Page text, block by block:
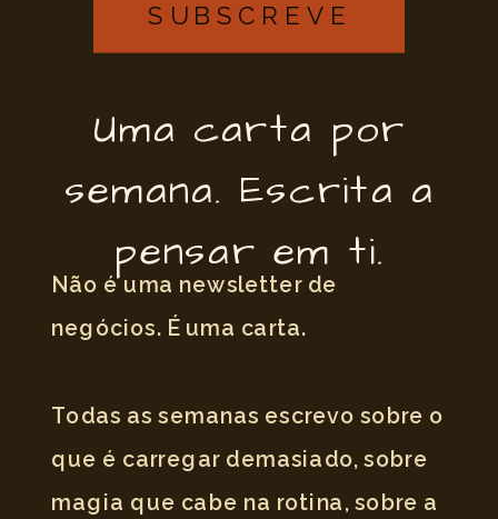
Não é uma newsletter de
negócios. É uma carta.
Todas as semanas escrevo sobre o
que é carregar demasiado, sobre
magia que cabe na rotina, sobre a
Uma carta por
semana. Escrita a
pensar em ti.
SUBSCREVE